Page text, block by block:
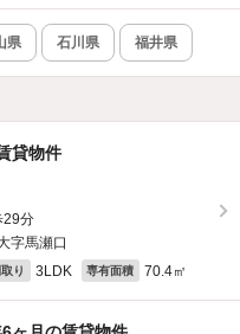
県 石川県 福井県
貸物件
29分
字馬瀬口
り 3LDK 専有面積 70.4㎡